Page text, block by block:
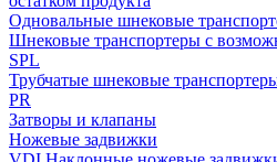
Одновальные шнековые
Шнековые транспортеры с
SPL
Трубчатые шнековые
PR
Затворы и клапаны
Ножевые задвижки